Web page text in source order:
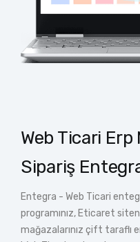
Web Ticari
Sipariş
Entegra - Web Ticari
programınız, Eticaret
mağazalarınız çift taraflı